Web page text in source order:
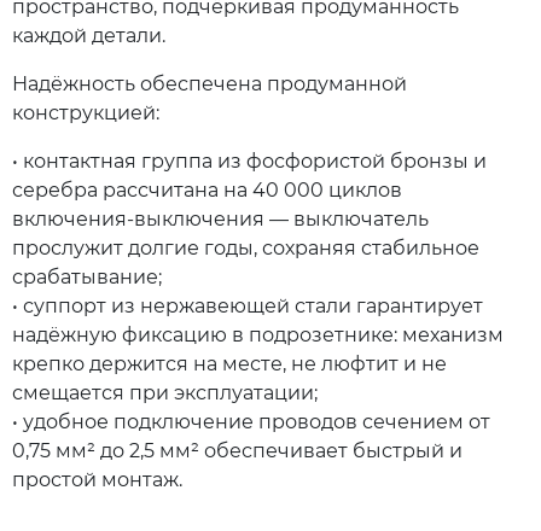
пространство, подчёркивая продуманность
каждой детали.
Надёжность обеспечена продуманной
конструкцией:
• контактная группа из фосфористой бронзы и
серебра рассчитана на 40 000 циклов
включения‑выключения — выключатель
прослужит долгие годы, сохраняя стабильное
срабатывание;
• суппорт из нержавеющей стали гарантирует
надёжную фиксацию в подрозетнике: механизм
крепко держится на месте, не люфтит и не
смещается при эксплуатации;
• удобное подключение проводов сечением от
0,75 мм² до 2,5 мм² обеспечивает быстрый и
простой монтаж.